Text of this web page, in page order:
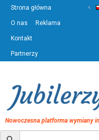
Strona główna
O nas Reklama
Kontakt
Partnerzy
‹
Nowoczesna platforma wymiany